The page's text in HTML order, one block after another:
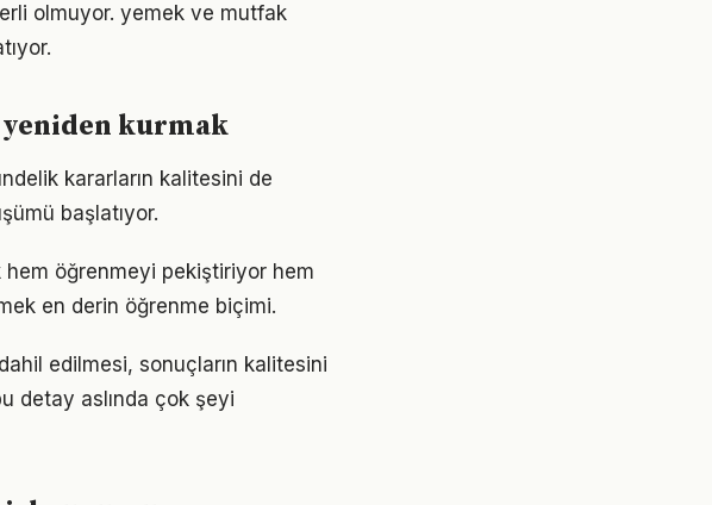
olmuyor. yemek ve mutfak
yeniden kurmak
kararların kalitesini de
başlatıyor.
öğrenmeyi pekiştiriyor hem
en derin öğrenme biçimi.
edilmesi, sonuçların kalitesini
detay aslında çok şeyi